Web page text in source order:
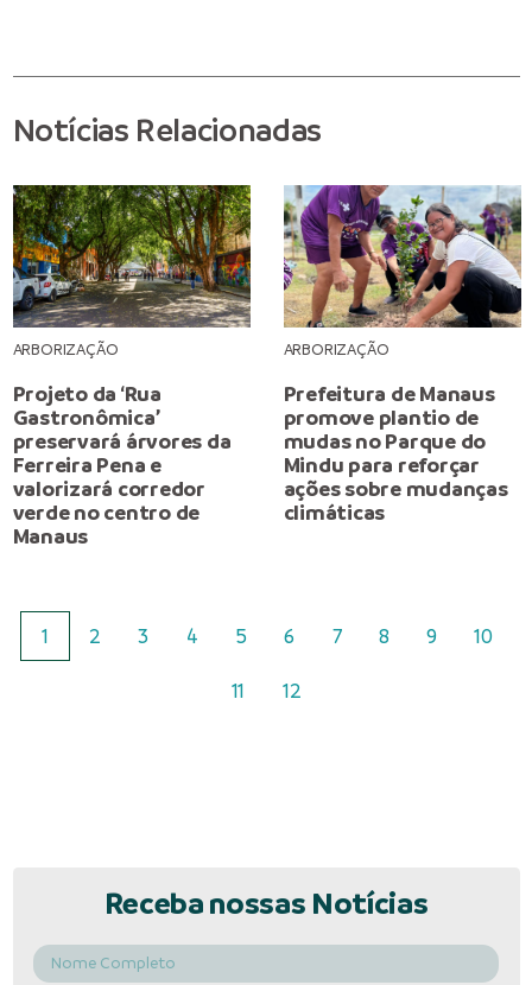
Notícias Relacionadas
ARBORIZAÇÃO
Projeto da ‘Rua
Gastronômica’
preservará árvores da
Ferreira Pena e
valorizará corredor
verde no centro de
Manaus
ARBORIZAÇÃO
Prefeitura de Manaus
promove plantio de
mudas no Parque do
Mindu para reforçar
ações sobre mudanças
climáticas
1 2 3 4 5 6 7 8 9 10
11 12
Receba nossas Notícias